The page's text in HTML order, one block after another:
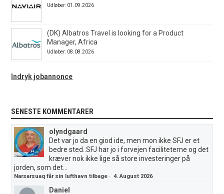
Udløber: 01.09.2026
(DK) Albatros Travel is looking for a Product
Manager, Africa
Udløber: 08.08.2026
Indryk jobannonce
SENESTE KOMMENTARER
olyndgaard
Det var jo da en giod ide, men mon ikke SFJ er et
bedre sted..SFJ har jo i forvejen faciliteterne og det
kræver nok ikke lige så store investeringer på
jorden, som det...
Narsarsuaq får sin lufthavn tilbage ·4. August 2026
Daniel